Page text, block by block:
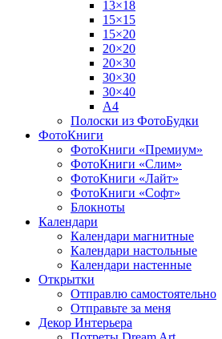
13×18
15×15
15×20
20×20
20×30
30×30
30×40
A4
Полоски из ФотоБудки
ФотоКниги
ФотоКниги «Премиум»
ФотоКниги «Слим»
ФотоКниги «Лайт»
ФотоКниги «Софт»
Блокноты
Календари
Календари магнитные
Календари настольные
Календари настенные
Открытки
Отправлю самостоятельно
Отправьте за меня
Декор Интерьера